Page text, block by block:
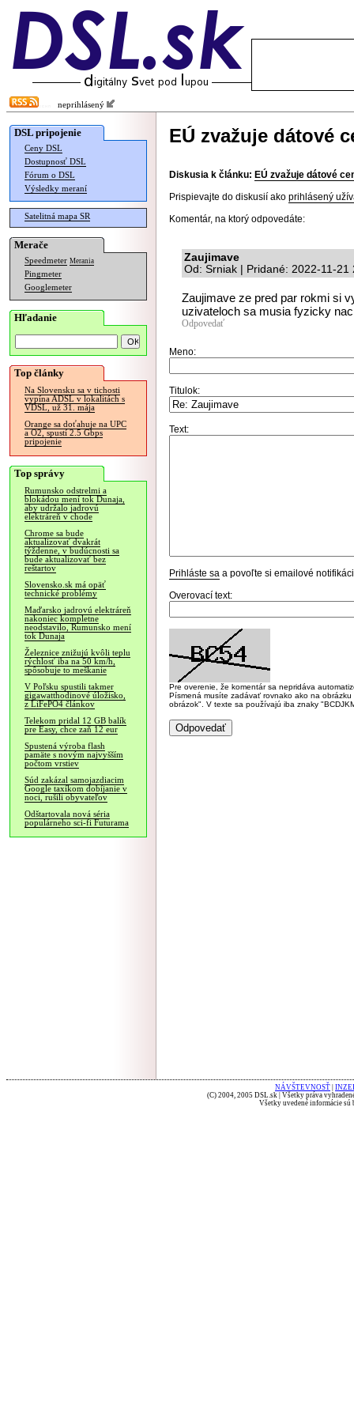
neprihlásený
DSL pripojenie
Ceny DSL
Dostupnosť DSL
Fórum o DSL
Výsledky meraní
Satelitná mapa SR
Merače
Speedmeter Merania
Pingmeter
Googlemeter
Hľadanie
Top články
Na Slovensku sa v tichosti
vypína ADSL v lokalitách s
VDSL, už 31. mája
Orange sa doťahuje na UPC
a O2, spustí 2.5 Gbps
pripojenie
Top správy
Rumunsko odstrelmi a
blokádou mení tok Dunaja,
aby udržalo jadrovú
elektráreň v chode
Chrome sa bude
aktualizovať dvakrát
týždenne, v budúcnosti sa
bude aktualizovať bez
reštartov
Slovensko.sk má opäť
technické problémy
Maďarsko jadrovú elektráreň
nakoniec kompletne
neodstavilo, Rumunsko mení
tok Dunaja
Železnice znižujú kvôli teplu
rýchlosť iba na 50 km/h,
spôsobuje to meškanie
V Poľsku spustili takmer
gigawatthodinové úložisko,
z LiFePO4 článkov
Telekom pridal 12 GB balík
pre Easy, chce zaň 12 eur
Spustená výroba flash
pamäte s novým najvyšším
počtom vrstiev
Súd zakázal samojazdiacim
Google taxíkom dobíjanie v
noci, rušili obyvateľov
Odštartovala nová séria
populárneho sci-fi Futurama
EÚ zvažuje dátové
Diskusia k článku: EÚ zvažuje dátové
Prispievajte do diskusií ako prihlásený
Komentár, na ktorý odpovedáte:
Zaujimave
Od: Srniak | Pridané: 2022-11-21
Zaujimave ze pred par rokmi si
uzivateloch sa musia fyzicky
Odpovedať
Meno:
Titulok:
Text:
Prihláste sa a povoľte si emailové
Overovací text:
Pre overenie, že komentár sa nepridáva
Písmená musíte zadávať rovnako ako na
obrázok". V texte sa používajú iba znaky
NÁVŠTEVNOSŤ
(C) 2004, 2005 DSL.sk | Všetky práva
Všetky uvedené informácie sú